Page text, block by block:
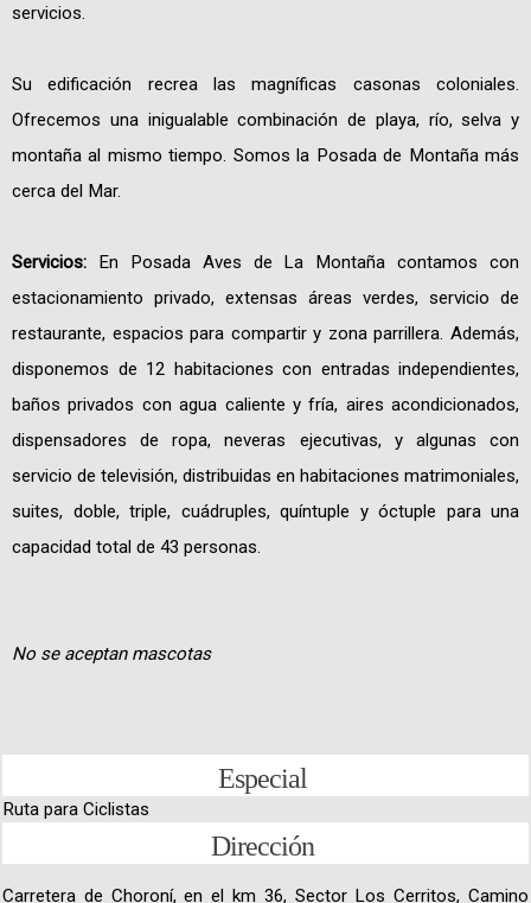
servicios.
Su edificación recrea las magníficas casonas coloniales.
Ofrecemos una inigualable combinación de playa, río, selva y
montaña al mismo tiempo. Somos la Posada de Montaña más
cerca del Mar.
Servicios: En Posada Aves de La Montaña contamos con
estacionamiento privado, extensas áreas verdes, servicio de
restaurante, espacios para compartir y zona parrillera. Además,
disponemos de 12 habitaciones con entradas independientes,
baños privados con agua caliente y fría, aires acondicionados,
dispensadores de ropa, neveras ejecutivas, y algunas con
servicio de televisión, distribuidas en habitaciones matrimoniales,
suites, doble, triple, cuádruples, quíntuple y óctuple para una
capacidad total de 43 personas.
No se aceptan mascotas
Especial
Ruta para Ciclistas
Dirección
Carretera de Choroní, en el km 36, Sector Los Cerritos, Camino